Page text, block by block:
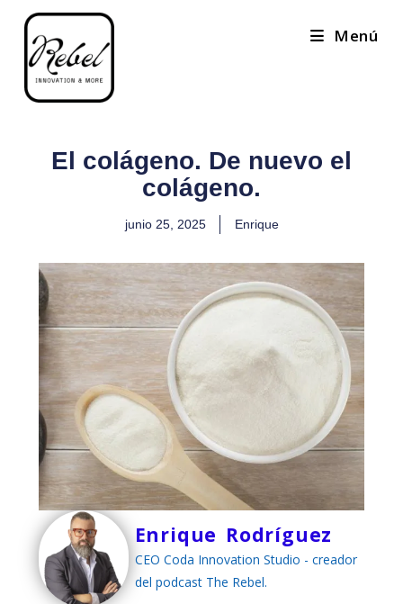
Menú
El colágeno. De nuevo el
colágeno.
junio 25, 2025 Enrique
Enrique Rodríguez
CEO Coda Innovation Studio - creador
del podcast The Rebel.